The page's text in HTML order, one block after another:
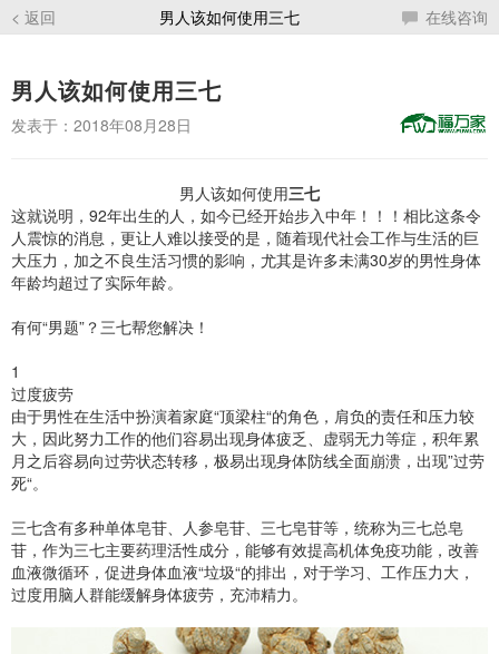
< 返回 男人该如何使用三七 在线咨询
男人该如何使用三七
发表于：2018年08月28日
男人该如何使用三七
这就说明，92年出生的人，如今已经开始步入中年！！！相比这条令
人震惊的消息，更让人难以接受的是，随着现代社会工作与生活的巨
大压力，加之不良生活习惯的影响，尤其是许多未满30岁的男性身体
年龄均超过了实际年龄。
有何“男题”？三七帮您解决！
1
过度疲劳
由于男性在生活中扮演着家庭“顶梁柱“的角色，肩负的责任和压力较
大，因此努力工作的他们容易出现身体疲乏、虚弱无力等症，积年累
月之后容易向过劳状态转移，极易出现身体防线全面崩溃，出现”过劳
死“。
三七含有多种单体皂苷、人参皂苷、三七皂苷等，统称为三七总皂
苷，作为三七主要药理活性成分，能够有效提高机体免疫功能，改善
血液微循环，促进身体血液“垃圾“的排出，对于学习、工作压力大，
过度用脑人群能缓解身体疲劳，充沛精力。